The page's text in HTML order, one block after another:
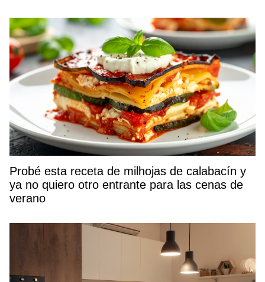
Probé esta receta de milhojas de calabacín y
ya no quiero otro entrante para las cenas de
verano